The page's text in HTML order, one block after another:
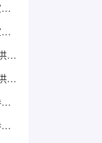
[ 2010年 ] 8月6日 科莫罗夫斯基宣誓就任波兰新总统
[ 2010年 ] 8月6日 科莫罗夫斯基宣誓就任波兰新总统
[ 2009年 ] 8月6日 长江5年来最大洪峰顺利过坝
[ 2009年 ] 8月6日 长江5年来最大洪峰顺利过坝
[ 2006年 ] 8月6日 印尼数万民众参加反战游行
[ 2006年 ] 8月6日 印尼数万民众参加反战游行